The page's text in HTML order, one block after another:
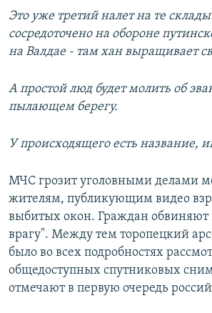
Это уже третий налет на те
сосредоточено на обороне
на Валдае - там хан выращивает
А простой люд будет молить об
пылающем берегу.
У происходящего есть название,
МЧС грозит уголовными делами
жителям, публикующим видео
выбитых окон. Граждан обвиняют
врагу". Между тем торопецкий
было во всех подробностях
общедоступных спутниковых
отмечают в первую очередь